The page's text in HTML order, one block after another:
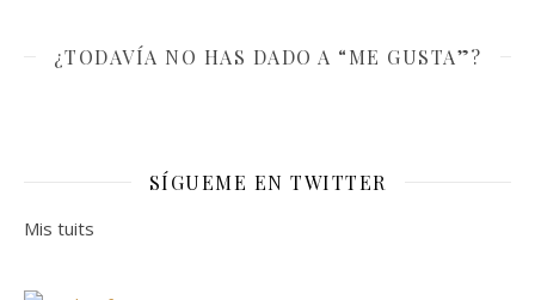
¿TODAVÍA NO HAS DADO A “ME GUSTA”?
SÍGUEME EN TWITTER
Mis tuits